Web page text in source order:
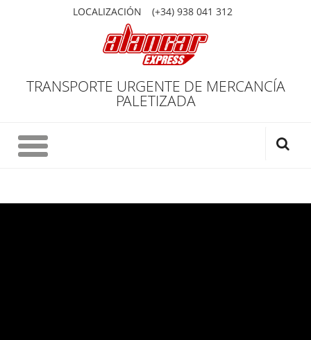
LOCALIZACIÓN (+34) 938 041 312
TRANSPORTE URGENTE DE MERCANCÍA
PALETIZADA